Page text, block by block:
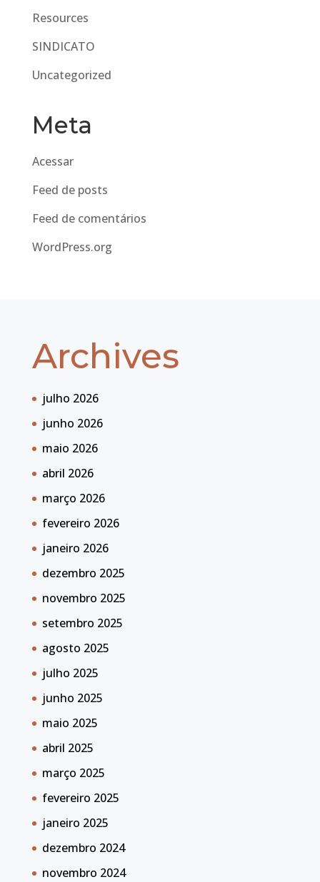
Resources
SINDICATO
Uncategorized
Meta
Acessar
Feed de posts
Feed de comentários
WordPress.org
Archives
julho 2026
junho 2026
maio 2026
abril 2026
março 2026
fevereiro 2026
janeiro 2026
dezembro 2025
novembro 2025
setembro 2025
agosto 2025
julho 2025
junho 2025
maio 2025
abril 2025
março 2025
fevereiro 2025
janeiro 2025
dezembro 2024
novembro 2024